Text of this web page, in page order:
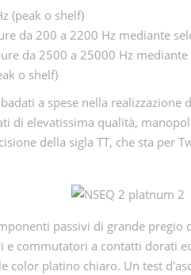
(peak o shelf)
da 200 a 2200 Hz mediante
da 2500 a 25000 Hz
o shelf)
a spese nella realizzazione
di elevatissima qualità,
della sigla TT, che sta per
passivi di grande pregio
e commutatori a contatti dorati
color platino chiaro. Un test